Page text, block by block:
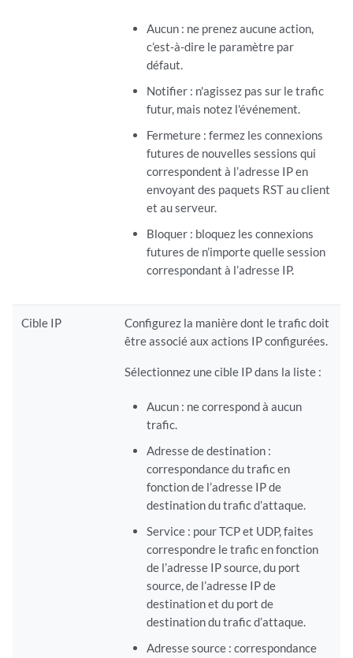
Aucun : ne prenez aucune action,
c’est-à-dire le paramètre par
défaut.
Notifier : n'agissez pas sur le trafic
futur, mais notez l'événement.
Fermeture : fermez les connexions
futures de nouvelles sessions qui
correspondent à l’adresse IP en
envoyant des paquets RST au client
et au serveur.
Bloquer : bloquez les connexions
futures de n’importe quelle session
correspondant à l’adresse IP.
Cible IP
Configurez la manière dont le trafic doit
être associé aux actions IP configurées.
Sélectionnez une cible IP dans la liste :
Aucun : ne correspond à aucun
trafic.
Adresse de destination :
correspondance du trafic en
fonction de l’adresse IP de
destination du trafic d’attaque.
Service : pour TCP et UDP, faites
correspondre le trafic en fonction
de l’adresse IP source, du port
source, de l’adresse IP de
destination et du port de
destination du trafic d’attaque.
Adresse source : correspondance